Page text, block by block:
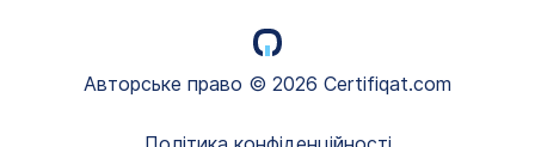
Авторське право © 2026 Certifiqat.com